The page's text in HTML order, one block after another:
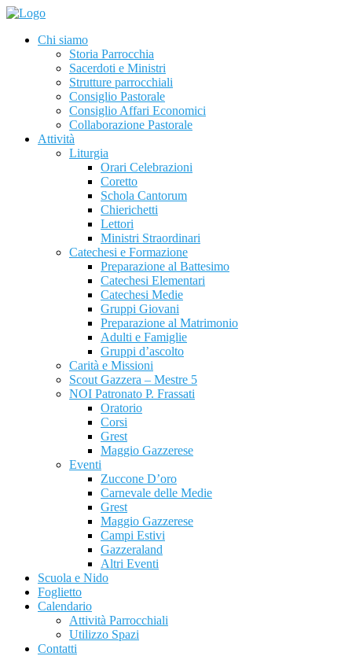
Chi siamo
Storia Parrocchia
Sacerdoti e Ministri
Strutture parrocchiali
Consiglio Pastorale
Consiglio Affari Economici
Collaborazione Pastorale
Attività
Liturgia
Orari Celebrazioni
Coretto
Schola Cantorum
Chierichetti
Lettori
Ministri Straordinari
Catechesi e Formazione
Preparazione al Battesimo
Catechesi Elementari
Catechesi Medie
Gruppi Giovani
Preparazione al Matrimonio
Adulti e Famiglie
Gruppi d’ascolto
Carità e Missioni
Scout Gazzera – Mestre 5
NOI Patronato P. Frassati
Oratorio
Corsi
Grest
Maggio Gazzerese
Eventi
Zuccone D’oro
Carnevale delle Medie
Grest
Maggio Gazzerese
Campi Estivi
Gazzeraland
Altri Eventi
Scuola e Nido
Foglietto
Calendario
Attività Parrocchiali
Utilizzo Spazi
Contatti